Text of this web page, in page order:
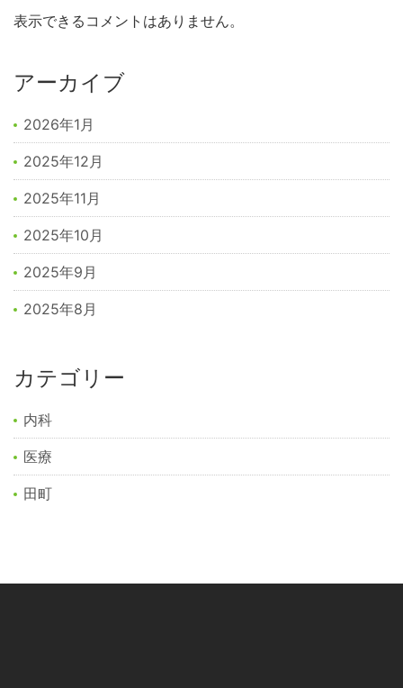
表示できるコメントはありません。
アーカイブ
2026年1月
2025年12月
2025年11月
2025年10月
2025年9月
2025年8月
カテゴリー
内科
医療
田町